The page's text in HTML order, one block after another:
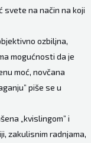
svete na način na koji
ozbiljna,
mogućnosti da je
moć, novčana
piše se u
„kvislingom” i
zakulisnim radnjama,